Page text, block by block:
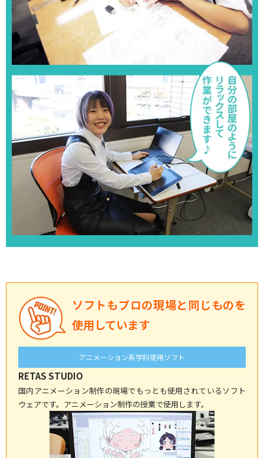
ソフトもプロの現場と同じものを
使用しています
アニメーション系学科使用ソフト
RETAS STUDIO
国内アニメーション制作の現場でもっとも使用されているソフト
ウェアです。アニメーション制作の授業で使用します。